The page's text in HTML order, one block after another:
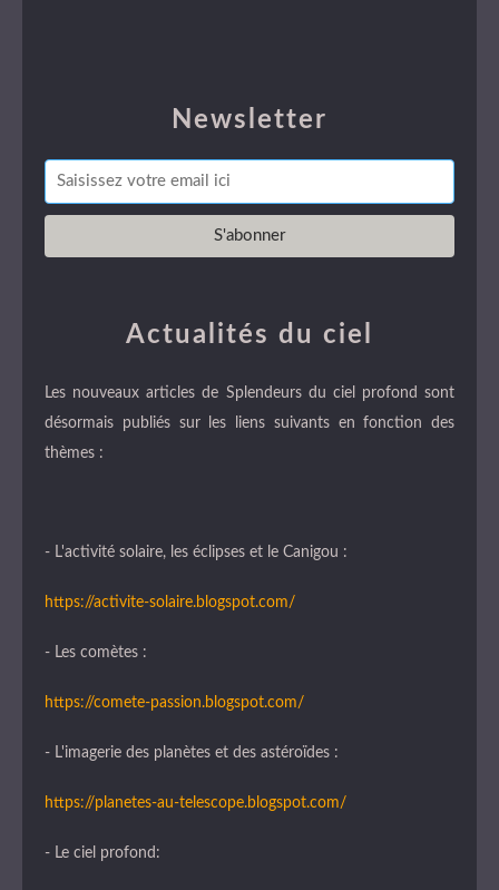
Newsletter
Actualités du ciel
Les nouveaux articles de Splendeurs du ciel profond sont
désormais publiés sur les liens suivants en fonction des
thèmes :
- L'activité solaire, les éclipses et le Canigou :
https://activite-solaire.blogspot.com/
- Les comètes :
https://comete-passion.blogspot.com/
- L'imagerie des planètes et des astéroïdes :
https://planetes-au-telescope.blogspot.com/
- Le ciel profond: